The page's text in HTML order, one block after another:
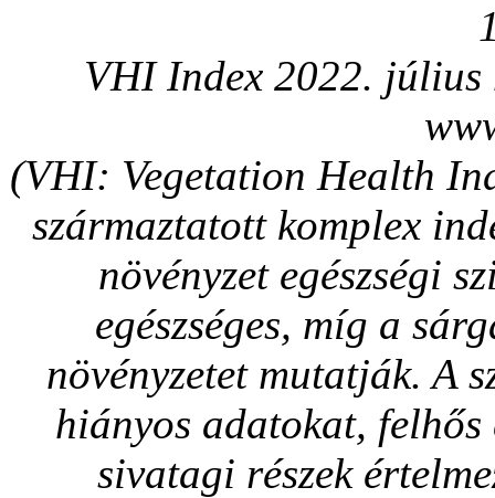
VHI Index 2022.
(VHI: Vegetation Health
származtatott komplex
növényzet egészségi
egészséges, míg a
növényzetet mutatják. A
hiányos adatokat,
sivatagi részek